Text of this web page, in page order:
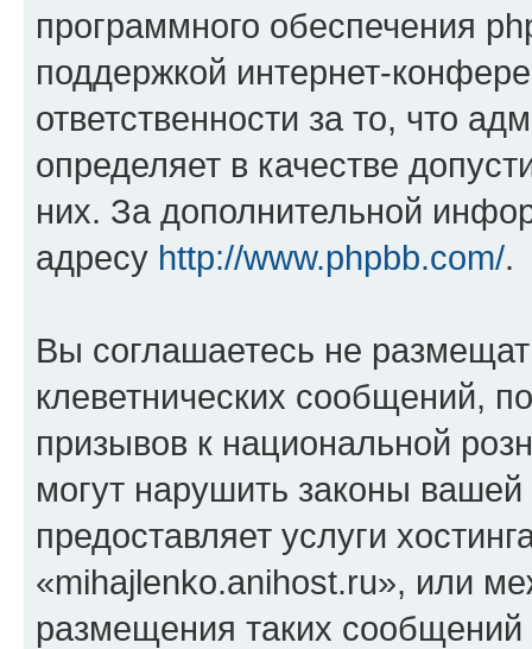
программного обеспечения
поддержкой интернет-
ответственности за то, что
определяет в качестве
них. За дополнительной
адресу http://www.phpbb.com/.
Вы соглашаетесь не
клеветнических сообщений,
призывов к национальной
могут нарушить законы
предоставляет услуги
«mihajlenko.anihost.ru», или
размещения таких